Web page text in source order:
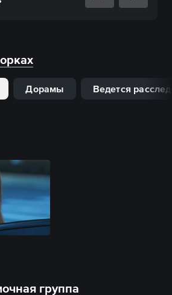
Дорамы Ведется
группа